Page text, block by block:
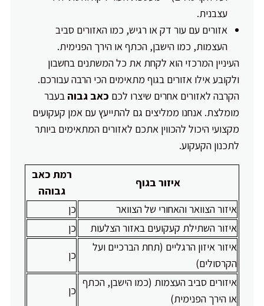
עצבנית.
אזורים עם עור דק או רגיש, כמו האזורים סביב
העצמות, כמו הישבן, הכתף או הירך הפנימית.
העיניין המרכזי הוא לקחת את כל המשתנים בחשבון
ולקובע אילו אזורים בגוף מתאימים הכי הרבה עבורכם.
הקרבה לאזורים אחרים שיצרו לכם כאב גבוה בעבר
מומלצת. אנחנו ממליצים גם להתייעץ עם אמן קעקועים
מקצועי היכול להכווין אתכם לאזורים המתאימים ביותר
לתכנון הקעקוע.
איזור בגוף
רמת כאב
גבוהה
איזור הצוואר והאחורי של הצוואר
כן
איזור השתילת קעקועים באזור הצלעות
כן
איזור איזון הרגליים (תחת הברכיים ועל
הקרסולים)
כן
איזורים סביב העצמות (כמו הישבן, הכתף
או הירך הפנימית)
כן